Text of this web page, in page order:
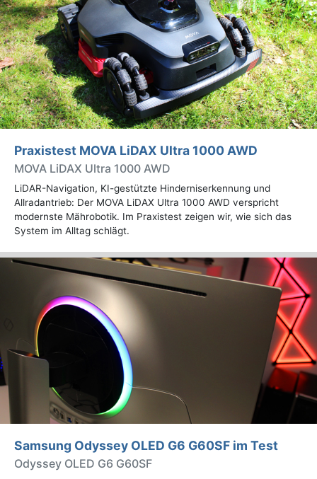
Praxistest MOVA LiDAX Ultra 1000 AWD
MOVA LiDAX Ultra 1000 AWD
LiDAR-Navigation, KI-gestützte Hinderniserkennung und
Allradantrieb: Der MOVA LiDAX Ultra 1000 AWD verspricht
modernste Mährobotik. Im Praxistest zeigen wir, wie sich das
System im Alltag schlägt.
Samsung Odyssey OLED G6 G60SF im Test
Odyssey OLED G6 G60SF